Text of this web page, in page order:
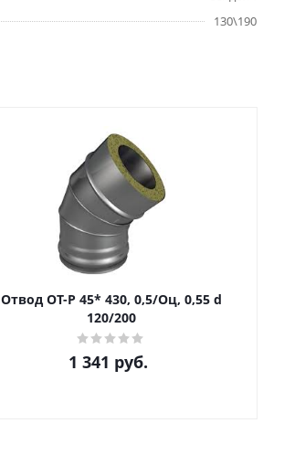
130\190
Отвод ОТ-Р 45* 430, 0,5/Оц, 0,55 d
120/200
1 341 руб.